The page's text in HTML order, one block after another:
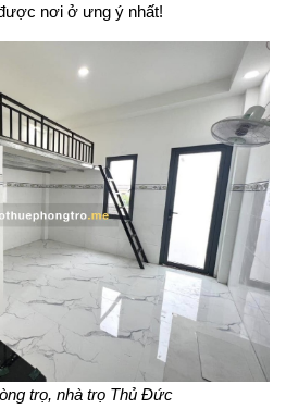
nơi ở ưng ý nhất!
trọ, nhà trọ Thủ Đức